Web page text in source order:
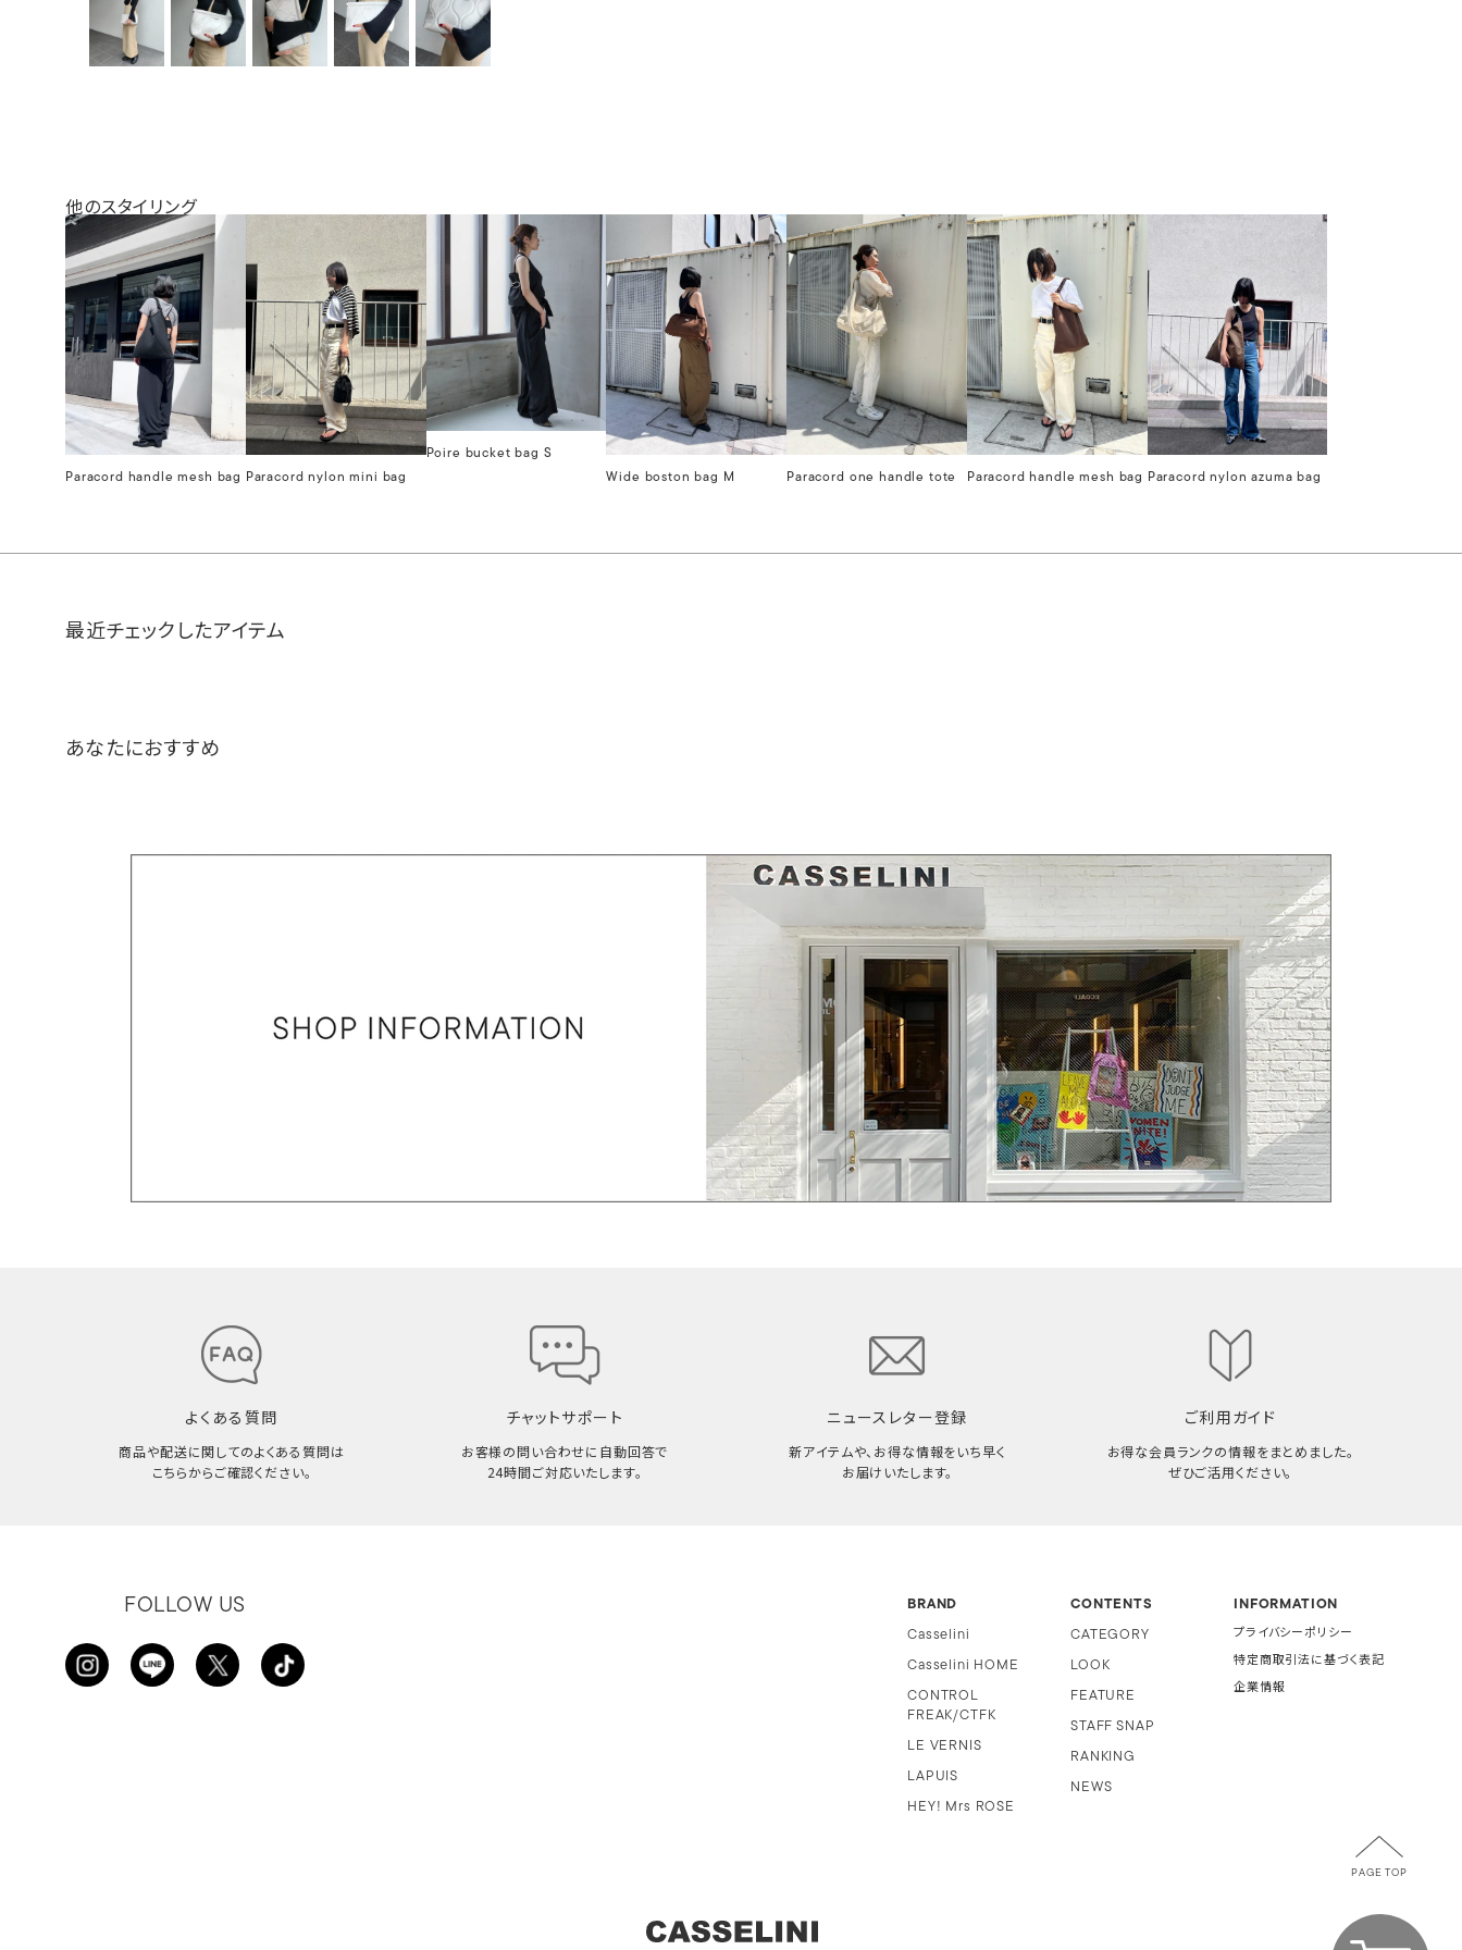
他のスタイリング
Paracord handle mesh bag Paracord nylon mini bag
Poire bucket bag S
Wide boston bag M
Paracord one handle tote Paracord handle mesh bag Paracord nylon azuma bag
最近チェックしたアイテム
あなたにおすすめ
よくある質問
商品や配送に関してのよくある質問は
こちらからご確認ください。
チャットサポート
お客様の問い合わせに自動回答で
24時間ご対応いたします。
ニュースレター登録
新アイテムや、お得な情報をいち早く
お届けいたします。
ご利用ガイド
お得な会員ランクの情報をまとめました。
ぜひご活用ください。
FOLLOW US BRAND
Casselini
Casselini HOME
CONTROL
FREAK/CTFK
LE VERNIS
LAPUIS
HEY! Mrs ROSE
CONTENTS
CATEGORY
LOOK
FEATURE
STAFF SNAP
RANKING
NEWS
INFORMATION
プライバシーポリシー
特定商取引法に基づく表記
企業情報
PAGE TOP